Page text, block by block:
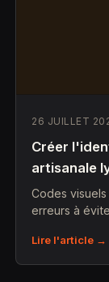
26 JUILLET
Créer
artisanale
Codes
erreurs à
Lire l'article →